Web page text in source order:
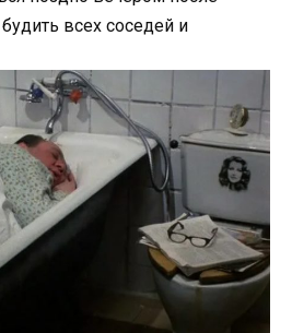
всех соседей и